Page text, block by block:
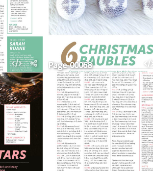
Page-00068